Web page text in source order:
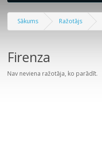
Sākums Ražotājs
Firenza
Nav neviena ražotāja, ko parādīt.